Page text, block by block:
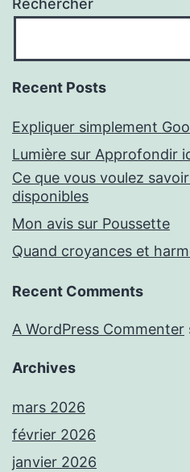
Rechercher
Recent Posts
Expliquer simplement
Lumière sur Approfondir
Ce que vous voulez
disponibles
Mon avis sur Poussette
Quand croyances et
Recent Comments
A WordPress Commenter
Archives
mars 2026
février 2026
janvier 2026